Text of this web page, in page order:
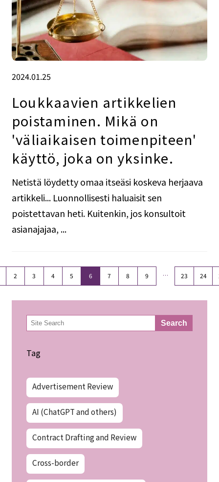
2024.01.25
Loukkaavien artikkelien
poistaminen. Mikä on
'väliaikaisen toimenpiteen'
käyttö, joka on yksinke.
Netistä löydetty omaa itseäsi koskeva herjaava
artikkeli... Luonnollisesti haluaisit sen
poistettavan heti. Kuitenkin, jos konsultoit
asianajajaa, ...
2 3 4 5 6 7 8 9 … 23 24
検
索 Search
Tag
Advertisement Review
AI (ChatGPT and others)
Contract Drafting and Review
Cross-border